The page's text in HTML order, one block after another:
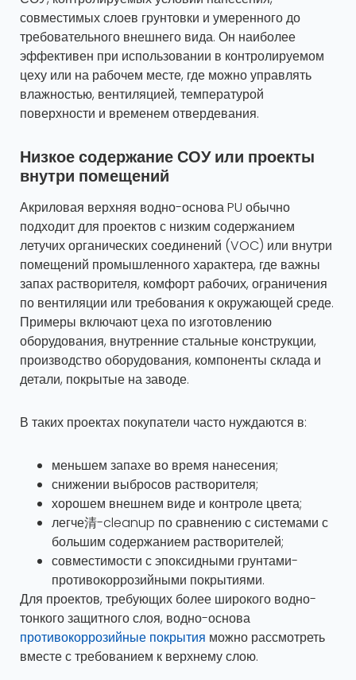
совместимых слоев грунтовки и умеренного до
требовательного внешнего вида. Он наиболее
эффективен при использовании в контролируемом
цеху или на рабочем месте, где можно управлять
влажностью, вентиляцией, температурой
поверхности и временем отвердевания.
Низкое содержание СОУ или проекты
внутри помещений
Акриловая верхняя водно-основа PU обычно
подходит для проектов с низким содержанием
летучих органических соединений (VOC) или внутри
помещений промышленного характера, где важны
запах растворителя, комфорт рабочих, ограничения
по вентиляции или требования к окружающей среде.
Примеры включают цеха по изготовлению
оборудования, внутренние стальные конструкции,
производство оборудования, компоненты склада и
детали, покрытые на заводе.
В таких проектах покупатели часто нуждаются в:
меньшем запахе во время нанесения;
снижении выбросов растворителя;
хорошем внешнем виде и контроле цвета;
легче清-cleanup по сравнению с системами с
большим содержанием растворителей;
совместимости с эпоксидными грунтами-
противокоррозийными покрытиями.
Для проектов, требующих более широкого водно-
тонкого защитного слоя, водно-основа
противокоррозийные покрытия можно рассмотреть
вместе с требованием к верхнему слою.